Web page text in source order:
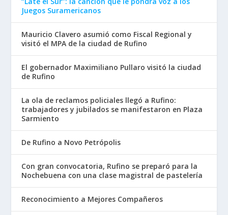
Juegos Suramericanos
Mauricio Clavero asumió como Fiscal Regional y
visitó el MPA de la ciudad de Rufino
El gobernador Maximiliano Pullaro visitó la ciudad
de Rufino
La ola de reclamos policiales llegó a Rufino:
trabajadores y jubilados se manifestaron en Plaza
Sarmiento
De Rufino a Novo Petrópolis
Con gran convocatoria, Rufino se preparó para la
Nochebuena con una clase magistral de pastelería
Reconocimiento a Mejores Compañeros